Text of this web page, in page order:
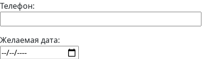
Телефон:
Желаемая дата: